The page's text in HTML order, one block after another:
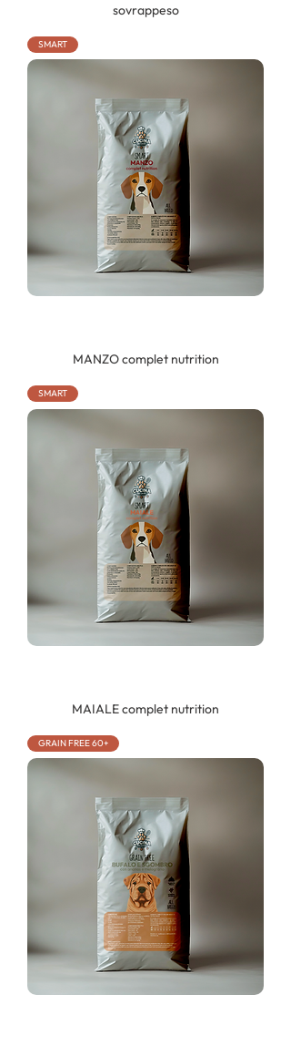
sovrappeso
SMART
MANZO complet nutrition
SMART
MAIALE complet nutrition
GRAIN FREE 60+